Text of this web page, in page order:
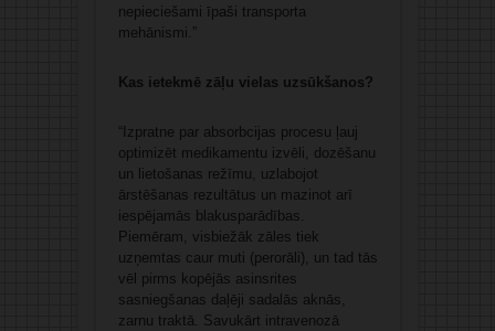
nepieciešami īpaši transporta
mehānismi.”
Kas ietekmē zāļu vielas uzsūkšanos?
“Izpratne par absorbcijas procesu ļauj
optimizēt medikamentu izvēli, dozēšanu
un lietošanas režīmu, uzlabojot
ārstēšanas rezultātus un mazinot arī
iespējamās blakusparādības.
Piemēram, visbiežāk zāles tiek
uzņemtas caur muti (perorāli), un tad tās
vēl pirms kopējās asinsrites
sasniegšanas daļēji sadalās aknās,
zarnu traktā. Savukārt intravenozā